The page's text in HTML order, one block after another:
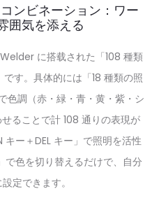
ンビネーション：ワー
囲気を添える
に搭载された「108 種類
す。具体的には「18 種類の照
色調（赤・緑・青・黄・紫・シ
ることで計 108 通りの表現が
ー＋DEL キー」で照明を活性
で色を切り替えるだけで、自分
定できます。